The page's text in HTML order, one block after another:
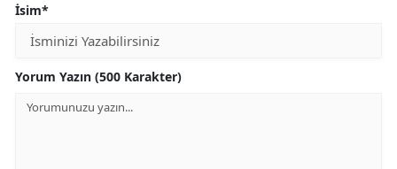
İsim*
Yorum Yazın (500 Karakter)